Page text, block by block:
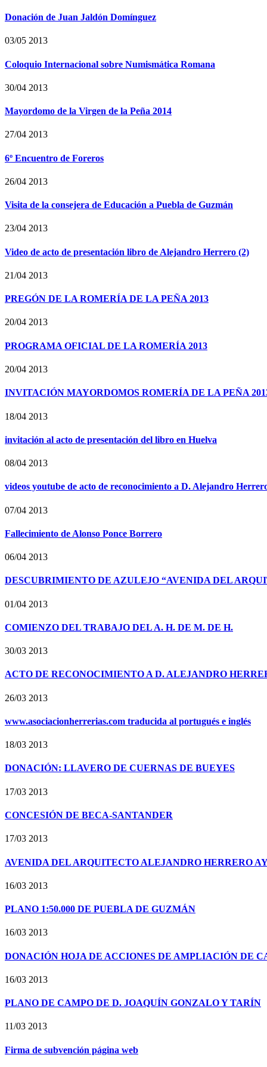
Donación de Juan Jaldón Domínguez
03/05 2013
Coloquio Internacional sobre Numismática Romana
30/04 2013
Mayordomo de la Virgen de la Peña 2014
27/04 2013
6º Encuentro de Foreros
26/04 2013
Visita de la consejera de Educación a Puebla de Guzmán
23/04 2013
Video de acto de presentación libro de Alejandro Herrero (2)
21/04 2013
PREGÓN DE LA ROMERÍA DE LA PEÑA 2013
20/04 2013
PROGRAMA OFICIAL DE LA ROMERÍA 2013
20/04 2013
INVITACIÓN MAYORDOMOS ROMERÍA DE LA PEÑA
18/04 2013
invitación al acto de presentación del libro en Huelva
08/04 2013
videos youtube de acto de reconocimiento a D. Alejandro
07/04 2013
Fallecimiento de Alonso Ponce Borrero
06/04 2013
DESCUBRIMIENTO DE AZULEJO “AVENIDA DEL
01/04 2013
COMIENZO DEL TRABAJO DEL A. H. DE M. DE H.
30/03 2013
ACTO DE RECONOCIMIENTO A D. ALEJANDRO
26/03 2013
www.asociacionherrerias.com traducida al portugués e inglés
18/03 2013
DONACIÓN: LLAVERO DE CUERNAS DE BUEYES
17/03 2013
CONCESIÓN DE BECA-SANTANDER
17/03 2013
AVENIDA DEL ARQUITECTO ALEJANDRO HERRERO
16/03 2013
PLANO 1:50.000 DE PUEBLA DE GUZMÁN
16/03 2013
DONACIÓN HOJA DE ACCIONES DE AMPLIACIÓN DE
16/03 2013
PLANO DE CAMPO DE D. JOAQUÍN GONZALO Y TARÍN
11/03 2013
Firma de subvención página web